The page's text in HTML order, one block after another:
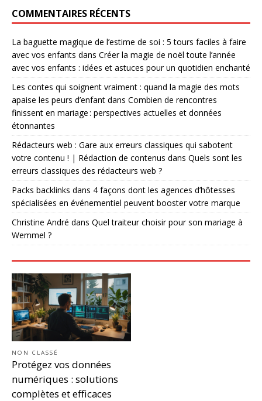
COMMENTAIRES RÉCENTS
La baguette magique de l’estime de soi : 5 tours faciles à faire
avec vos enfants dans Créer la magie de noël toute l’année
avec vos enfants : idées et astuces pour un quotidien enchanté
Les contes qui soignent vraiment : quand la magie des mots
apaise les peurs d’enfant dans Combien de rencontres
finissent en mariage : perspectives actuelles et données
étonnantes
Rédacteurs web : Gare aux erreurs classiques qui sabotent
votre contenu ! | Rédaction de contenus dans Quels sont les
erreurs classiques des rédacteurs web ?
Packs backlinks dans 4 façons dont les agences d’hôtesses
spécialisées en événementiel peuvent booster votre marque
Christine André dans Quel traiteur choisir pour son mariage à
Wemmel ?
NON CLASSÉ
Protégez vos données
numériques : solutions
complètes et efficaces